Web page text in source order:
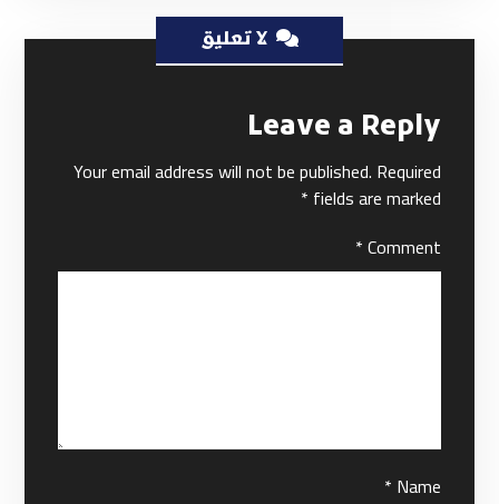
لا تعليق
Leave a Reply
Your email address will not be published. Required
fields are marked
*
Comment
*
Name
*